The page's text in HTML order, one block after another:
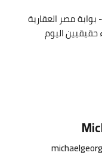
مصر العقارية
اليوم